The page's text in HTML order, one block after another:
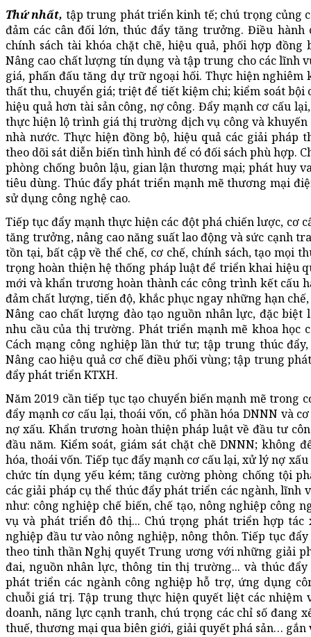
Thứ nhất, tập trung phát triển kinh tế; chú trọng củng
đảm các cân đối lớn, thúc đẩy tăng trưởng. Điều
chính sách tài khóa chặt chẽ, hiệu quả, phối hợp
Nâng cao chất lượng tín dụng và tập trung cho các lĩnh
giá, phấn đấu tăng dự trữ ngoại hối. Thực hiện
thất thu, chuyển giá; triệt để tiết kiệm chi; kiểm soát bội
hiệu quả hơn tài sản công, nợ công. Đẩy mạnh cơ cấu
thực hiện lộ trình giá thị trường dịch vụ công và
nhà nước. Thực hiện đồng bộ, hiệu quả các giải pháp
theo dõi sát diễn biến tình hình để có đối sách phù
phòng chống buôn lậu, gian lận thương mại; phát huy
tiêu dùng. Thúc đẩy phát triển mạnh mẽ thương mại
sử dụng công nghệ cao.
Tiếp tục đẩy mạnh thực hiện các đột phá chiến lược, cơ
tăng trưởng, nâng cao năng suất lao động và sức cạnh
tồn tại, bất cập về thể chế, cơ chế, chính sách, tạo mọi
trọng hoàn thiện hệ thống pháp luật để triển khai hiệu
mới và khẩn trương hoàn thành các công trình kết cấu
đảm chất lượng, tiến độ, khắc phục ngay những hạn
Nâng cao chất lượng đào tạo nguồn nhân lực, đặc
nhu cầu của thị trường. Phát triển mạnh mẽ khoa học
Cách mạng công nghiệp lần thứ tư; tập trung thúc
Nâng cao hiệu quả cơ chế điều phối vùng; tập trung
đẩy phát triển KTXH.
Năm 2019 cần tiếp tục tạo chuyển biến mạnh mẽ trong
đẩy mạnh cơ cấu lại, thoái vốn, cổ phần hóa DNNN và
nợ xấu. Khẩn trương hoàn thiện pháp luật về đầu tư
đầu năm. Kiểm soát, giám sát chặt chẽ DNNN; không
hóa, thoái vốn. Tiếp tục đẩy mạnh cơ cấu lại, xử lý nợ
chức tín dụng yếu kém; tăng cường phòng chống tội
các giải pháp cụ thể thúc đẩy phát triển các ngành,
như: công nghiệp chế biến, chế tạo, nông nghiệp công
vụ và phát triển đô thị... Chú trọng phát triển hợp
nghiệp đầu tư vào nông nghiệp, nông thôn. Tiếp tục
theo tinh thần Nghị quyết Trung ương với những giải
đai, nguồn nhân lực, thông tin thị trường... và thúc
phát triển các ngành công nghiệp hỗ trợ, ứng dụng
chuỗi giá trị. Tập trung thực hiện quyết liệt các
doanh, năng lực cạnh tranh, chú trọng các chỉ số đang
thuế, thương mại qua biên giới, giải quyết phá sản…